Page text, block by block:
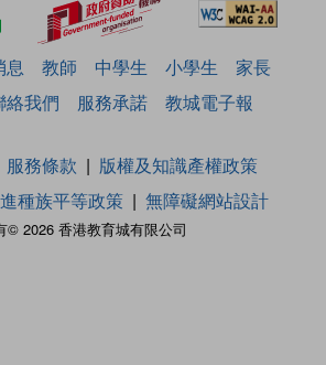
息 教師 中學生 小學生
家長
絡我們 服務承諾 教城電子報
© 2026 香港教育城有限公司
服務條款
版權及知識產權政策
種族平等政策 無障礙網站設計